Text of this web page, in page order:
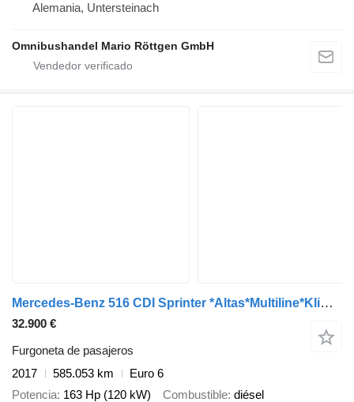
Alemania, Untersteinach
Omnibushandel Mario Röttgen GmbH
Mercedes-Benz 516 CDI Sprinter *Altas*Multiline*Klima*21-Sitze*519*
32.900 €
Furgoneta de pasajeros
2017
585.053 km
Euro 6
Potencia 163 Hp (120 kW) Combustible diésel